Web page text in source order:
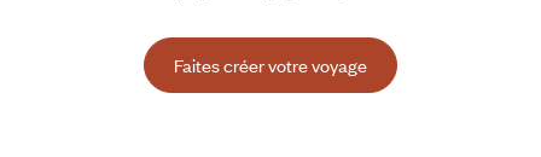
Faites créer votre voyage